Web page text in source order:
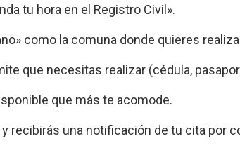
tu hora en el Registro Civil».
como la comuna donde quieres
que necesitas realizar (cédula,
que más te acomode.
recibirás una notificación de tu cita por